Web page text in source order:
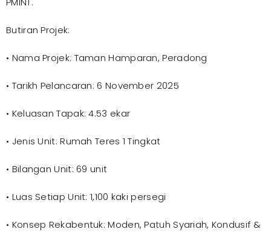
Butiran Projek:
• Nama Projek: Taman Hamparan, Peradong
• Tarikh Pelancaran: 6 November 2025
• Keluasan Tapak: 4.53 ekar
• Jenis Unit: Rumah Teres 1 Tingkat
• Bilangan Unit: 69 unit
• Luas Setiap Unit: 1,100 kaki persegi
• Konsep Rekabentuk: Moden, Patuh Syariah, Kondusif &